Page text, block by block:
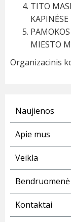
TITO
MIESTO
Organizacinis
Naujienos
Apie mus
Veikla
Bendruomenė
Kontaktai